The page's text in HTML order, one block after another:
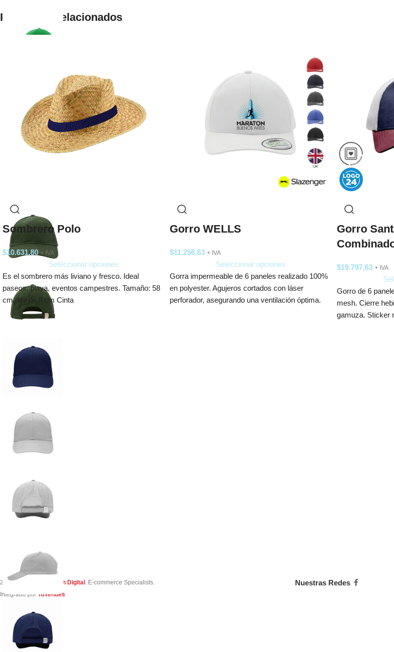
Productos relacionados
Sombrero Polo
$10.631,80 + IVA
Seleccionar opciones
Es el sombrero más liviano y fresco. Ideal
paseos, playa, eventos campestres. Tamaño: 58
cm, ala de 8 cm Cinta
Gorro WELLS
$11.256,63 + IVA
Seleccionar opciones
Gorra impermeable de 6 paneles realizado 100%
en polyester. Agujeros cortados con láser
perforador, asegurando una ventilación óptima.
Gorro
$19.797,63 + IVA
Gorro de 6
mesh. Cierre
gamuza. Sticker
2023 Creado por Simon Digital . E-commerce Specialists.
Integrado por TuVendes
Nuestras Redes